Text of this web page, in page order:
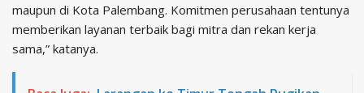
maupun di Kota Palembang. Komitmen perusahaan tentunya
memberikan layanan terbaik bagi mitra dan rekan kerja
sama,” katanya.